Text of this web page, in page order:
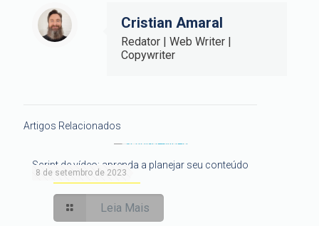
Cristian Amaral
Redator | Web Writer |
Copywriter
Artigos Relacionados
8 de setembro de 2023
Script de vídeo: aprenda a planejar seu conteúdo
Leia Mais